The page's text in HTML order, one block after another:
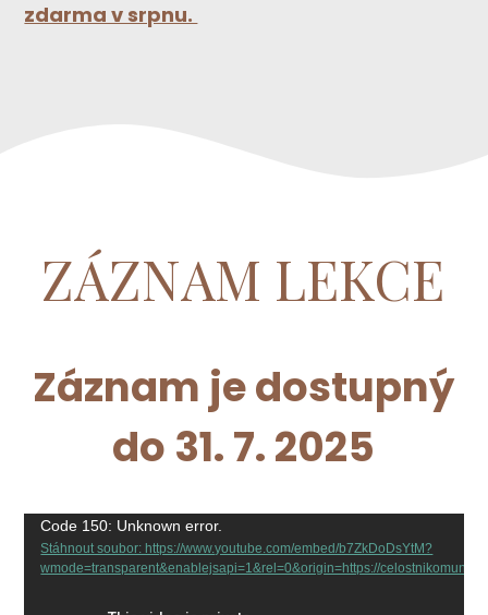
zdarma v srpnu.
ZÁZNAM LEKCE
Záznam je dostupný
do 31. 7. 2025
Video
přehrávač
Code 150: Unknown error.
Stáhnout soubor: https://www.youtube.com/embed/b7ZkDoDsYtM?
wmode=transparent&enablejsapi=1&rel=0&origin=https://